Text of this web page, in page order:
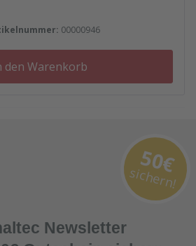
00000946
den Warenkorb
Newsletter
50€
sichern!